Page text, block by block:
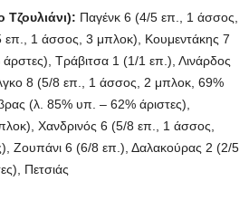
Παγένκ 6 (4/5 επ., 1 άσσος,
επ., 1 άσσος, 3 μπλοκ), Κουμεντάκης 7
Τράβιτσα 1 (1/1 επ.), Λινάρδος
8 (5/8 επ., 1 άσσος, 2 μπλοκ, 69%
(λ. 85% υπ. – 62% άριστες),
Χανδρινός 6 (5/8 επ., 1 άσσος,
Ζουπάνι 6 (6/8 επ.), Δαλακούρας 2 (2/5
Πετσιάς